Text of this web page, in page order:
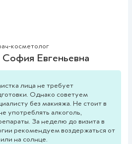
косметолог
Евгеньевна
лица не требует
Однако советуем
без макияжа. Не стоит в
употреблять алкоголь,
За неделю до визита в
рекомендуем воздержаться от
на солнце.